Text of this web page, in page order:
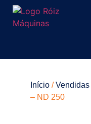
Início /Vendidas
– ND 250